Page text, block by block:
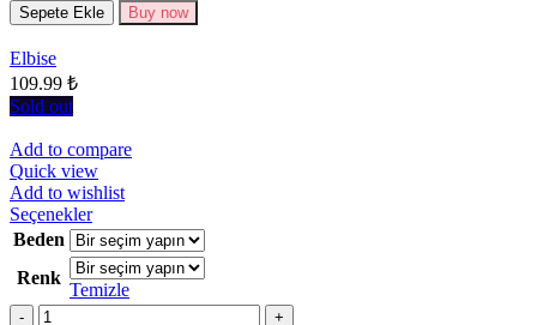
Seçenekler
Sepete Ekle Buy now
Elbise
109.99 ₺
Sold out
Add to compare
Quick view
Add to wishlist
SeçeneklerBu
ürünün
birden
fazla
varyasyonu
Beden
Renk
Temizle
Miktar